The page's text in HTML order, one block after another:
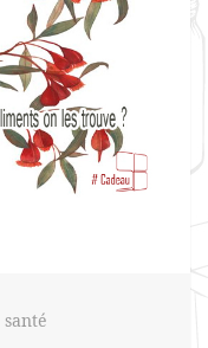
santé